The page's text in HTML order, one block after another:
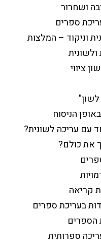
ושחרור
ספרים
וניקוד – המלצות
ציווי
הניסוח
עם עריכה לשונית?
את כולם?
קריאה
בעריכת ספרים
הספרים
ספרותית